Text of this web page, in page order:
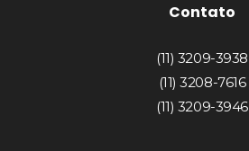
Contato
(11) 3209-3938
(11) 3208-7616
(11) 3209-3946